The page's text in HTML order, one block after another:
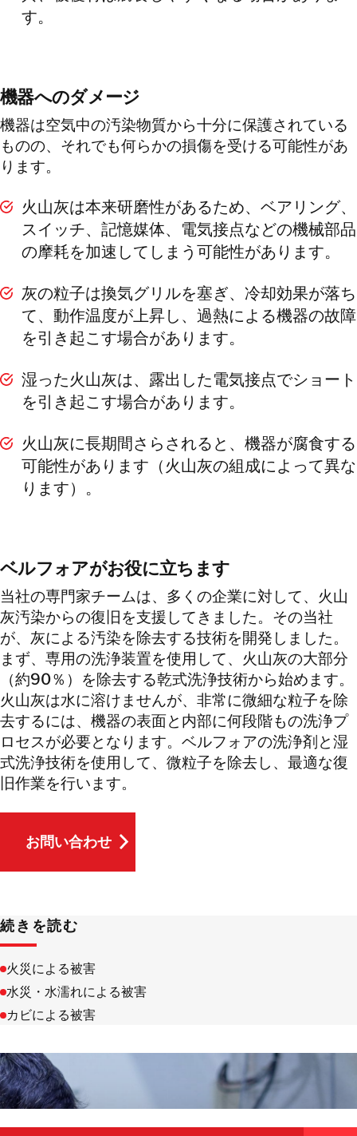
続きを読む
火災による被害
水災・水濡れによる被害
カビによる被害
す。
機器へのダメージ
機器は空気中の汚染物質から十分に保護されている
ものの、それでも何らかの損傷を受ける可能性があ
ります。
火山灰は本来研磨性があるため、ベアリング、
スイッチ、記憶媒体、電気接点などの機械部品
の摩耗を加速してしまう可能性があります。
灰の粒子は換気グリルを塞ぎ、冷却効果が落ち
て、動作温度が上昇し、過熱による機器の故障
を引き起こす場合があります。
湿った火山灰は、露出した電気接点でショート
を引き起こす場合があります。
火山灰に長期間さらされると、機器が腐食する
可能性があります（火山灰の組成によって異な
ります）。
ベルフォアがお役に立ちます
当社の専門家チームは、多くの企業に対して、火山
灰汚染からの復旧を支援してきました。その当社
が、灰による汚染を除去する技術を開発しました。
まず、専用の洗浄装置を使用して、火山灰の大部分
（約90％）を除去する乾式洗浄技術から始めます。
火山灰は水に溶けませんが、非常に微細な粒子を除
去するには、機器の表面と内部に何段階もの洗浄プ
ロセスが必要となります。ベルフォアの洗浄剤と湿
式洗浄技術を使用して、微粒子を除去し、最適な復
旧作業を行います。
お問い合わせ